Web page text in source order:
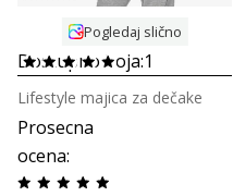
Pogledaj slično
Dostupno boja:1
Prosecna
ocena:
Lifestyle majica za dečake